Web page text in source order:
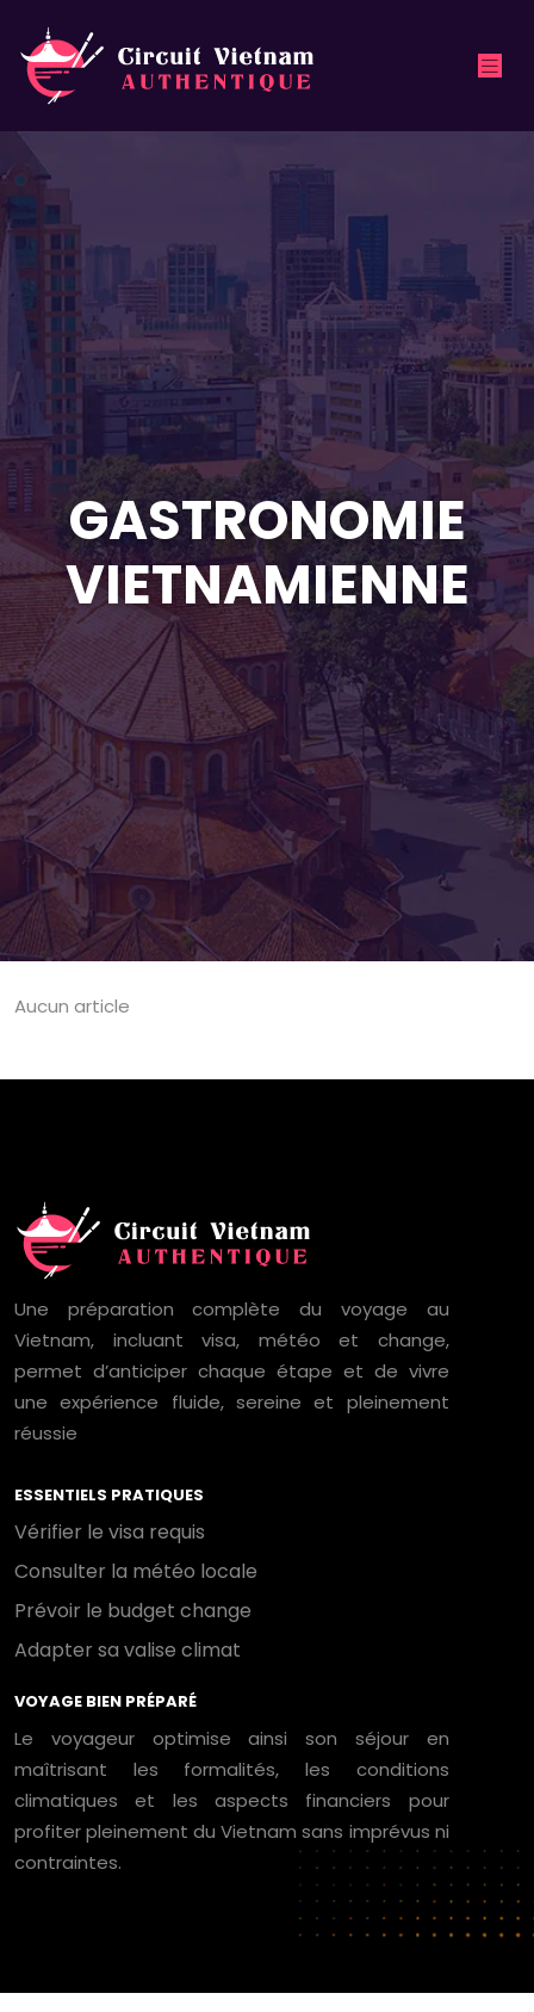
GASTRONOMIE
VIETNAMIENNE
Aucun article
Une préparation complète du voyage au
Vietnam, incluant visa, météo et change,
permet d’anticiper chaque étape et de vivre
une expérience fluide, sereine et pleinement
réussie
ESSENTIELS PRATIQUES
Vérifier le visa requis
Consulter la météo locale
Prévoir le budget change
Adapter sa valise climat
VOYAGE BIEN PRÉPARÉ
Le voyageur optimise ainsi son séjour en
maîtrisant les formalités, les conditions
climatiques et les aspects financiers pour
profiter pleinement du Vietnam sans imprévus ni
contraintes.